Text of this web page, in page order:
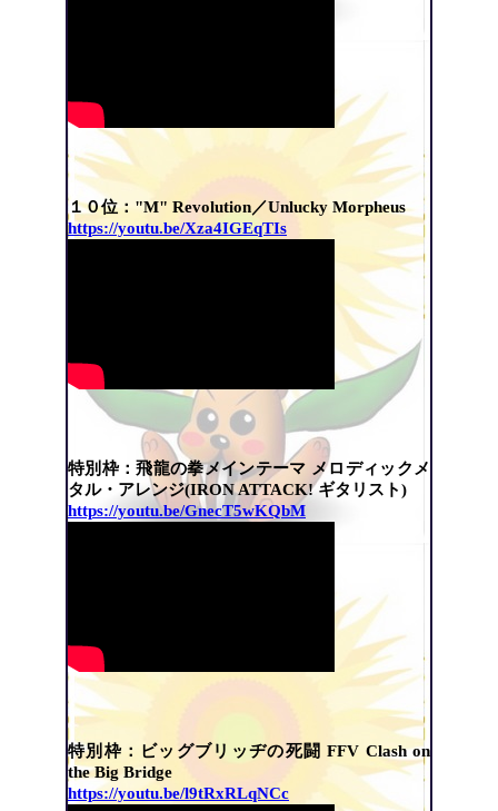
１０位："M" Revolution／Unlucky Morpheus
https://youtu.be/Xza4IGEqTIs
特別枠：飛龍の拳メインテーマ メロディックメ
タル・アレンジ(IRON ATTACK! ギタリスト)
https://youtu.be/GnecT5wKQbM
特別枠：ビッグブリッヂの死闘 FFV Clash on
the Big Bridge
https://youtu.be/l9tRxRLqNCc